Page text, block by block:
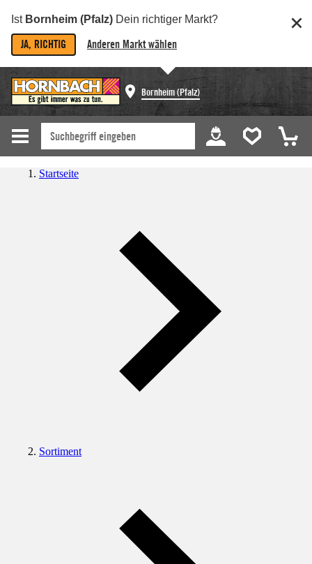
Ist Bornheim (Pfalz) Dein richtiger Markt?
JA, RICHTIG Anderen Markt wählen
Bornheim (Pfalz)
Startseite
Sortiment